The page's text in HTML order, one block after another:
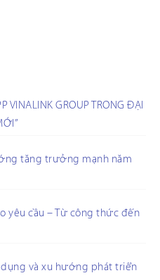
VINALINK GROUP TRONG ĐẠI
tăng trưởng mạnh năm
yêu cầu – Từ công thức đến
dụng và xu hướng phát triển